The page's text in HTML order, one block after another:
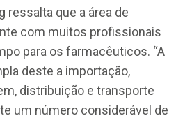
ressalta que a área de
com muitos profissionais
para os farmacêuticos. “A
deste a importação,
distribuição e transporte
um número considerável de